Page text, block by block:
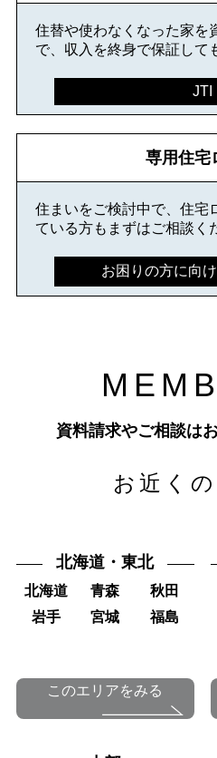
住替や使わなくなった家を
で、収入を終身で保証して
JTI
専用住宅
住まいをご検討中で、住宅
ている方もまずはご相談く
お困りの方に向
M E M B
資料請求やご相談は
お近く
北海道・東北
北海道 青森
秋田
岩手
宮城 福島
このエリアをみる